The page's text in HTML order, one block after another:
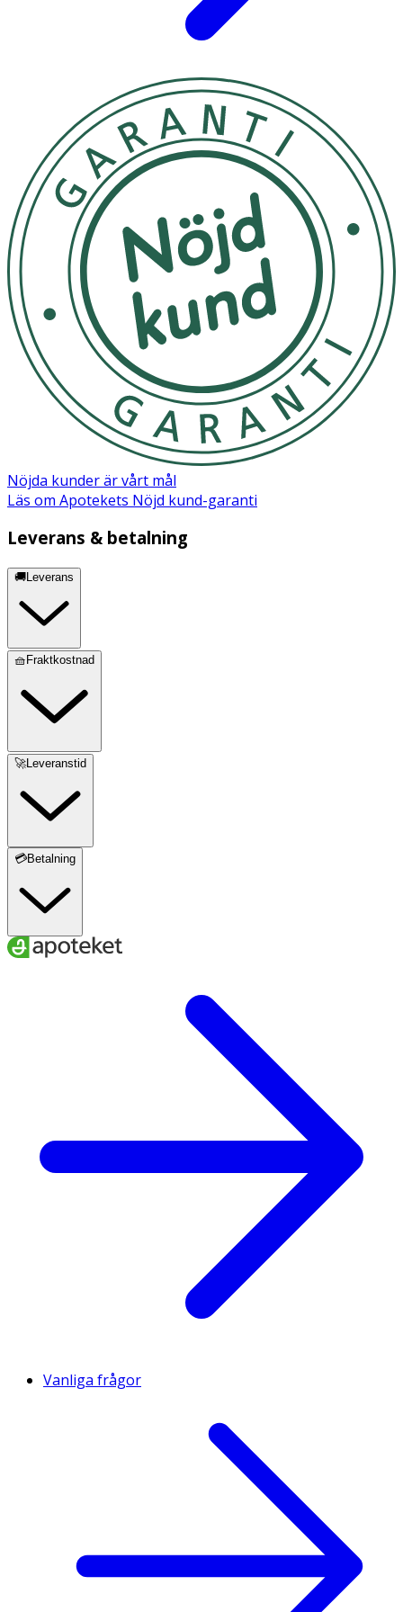
Nöjda kunder är vårt mål
Läs om Apotekets Nöjd kund-garanti
Leverans & betalning
🚚Leverans
🧺Fraktkostnad
🚀Leveranstid
💳Betalning
Vanliga frågor